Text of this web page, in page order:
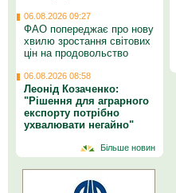
06.08.2026 09:27
ФАО попереджає про нову
хвилю зростання світових
цін на продовольство
06.08.2026 08:58
Леонід Козаченко:
"Рішення для аграрного
експорту потрібно
ухвалювати негайно"
Більше новин